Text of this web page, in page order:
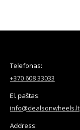
Telefonas:
+370 608 33033
El. paštas:
info@dealsonwheels.lt
Address: